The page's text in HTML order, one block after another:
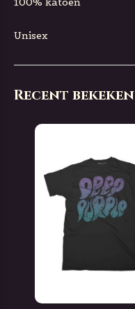
Unisex
Recent bekeken